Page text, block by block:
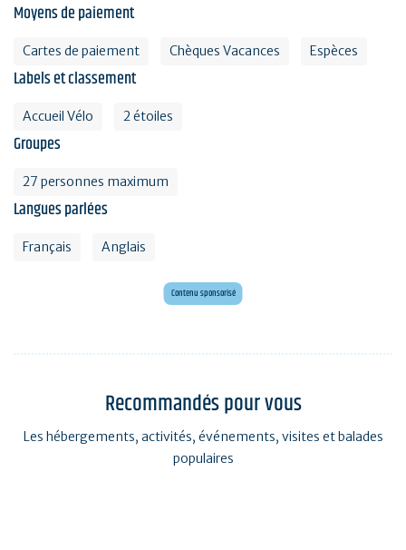
Moyens de paiement
Cartes de paiement Chèques Vacances Espèces
Labels et classement
Accueil Vélo 2 étoiles
Groupes
27 personnes maximum
Langues parlées
Français Anglais
Contenu sponsorisé
Voyagez en Préhistoire !
Recommandés pour vous
Les hébergements, activités, événements, visites et balades
populaires